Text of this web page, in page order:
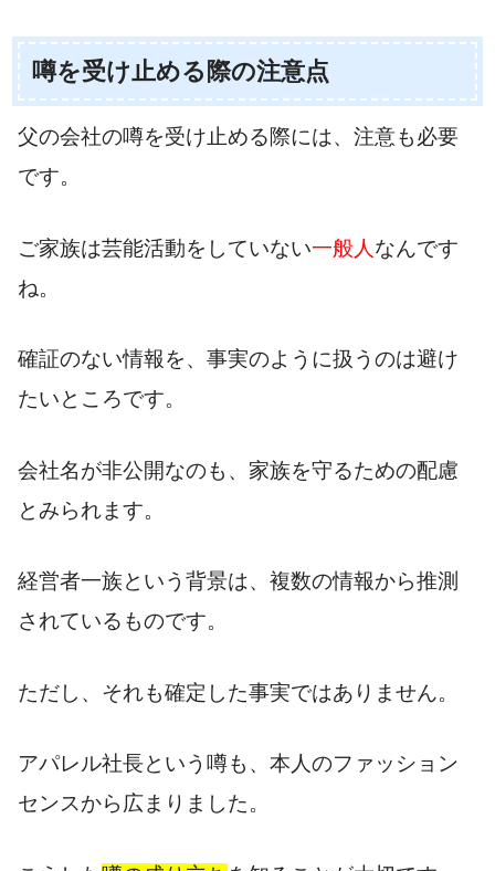
噂を受け止める際の注意点
父の会社の噂を受け止める際には、注意も必要
です。
ご家族は芸能活動をしていない一般人 なんです
ね。
確証のない情報を、事実のように扱うのは避け
たいところです。
会社名が非公開なのも、家族を守るための配慮
とみられます。
経営者一族という背景は、複数の情報から推測
されているものです。
ただし、それも確定した事実ではありません。
アパレル社長という噂も、本人のファッション
センスから広まりました。